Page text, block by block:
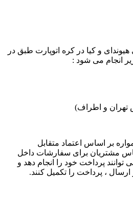
و کیا در کره اتوپارت طبق در
انجام می شود :
و اطراف)
بر اساس اعتماد متقابل
مشتریان برای سفارشات داخل
پرداخت خود را انجام دهد و
، پرداخت را تکمیل کنند.